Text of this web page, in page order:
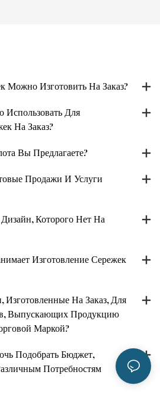
Можно Изготовить На Заказ?
Для
На Заказ?
Вы Предлагаете?
Продажи И Услуги
Которого Нет На
Изготовление Сережек
Изготовленные На Заказ, Для
Выпускающих Продукцию
Маркой?
Подобрать Бюджет,
Потребностям